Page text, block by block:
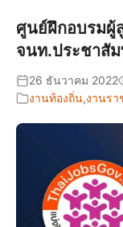
ศูนย์ฝึกอบรมผู้
จนท.ประชาสั
26 ธันวาคม 2022
งานท้องถิ่น,งานรา